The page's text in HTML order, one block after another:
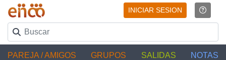
INICIAR SESION
PAREJA / AMIGOS GRUPOS SALIDAS NOTAS